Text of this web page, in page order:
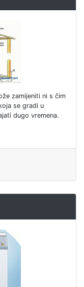
zamijeniti ni s čim
se gradi u
dugo vremena.